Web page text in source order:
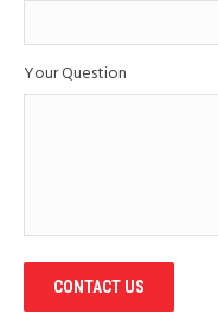
Your Question
CONTACT US